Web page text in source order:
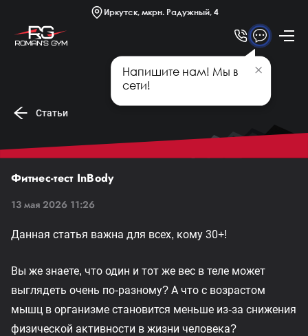
Иркутск, мкрн. Радужный, 4
Платные секции
Статьи
Афиша
Напишите нам! Мы в
сети!
Статьи
Фитнес-тест InBody
13 мая 2026 11:26
Данная статья важна для всех, кому 30+!
Вы же знаете, что один и тот же вес в теле может
выглядеть очень по-разному? А что с возрастом
мышц в организме становится меньше из-за снижения
физической активности в жизни человека?